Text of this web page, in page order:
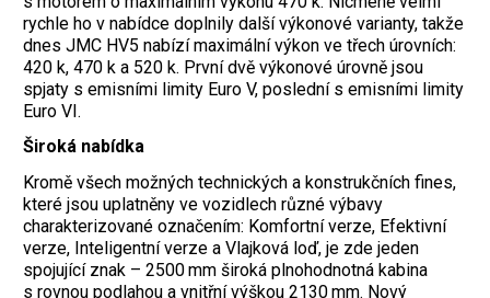
rychle ho v nabídce doplnily další výkonové varianty, takže
dnes JMC HV5 nabízí maximální výkon ve třech úrovních:
420 k, 470 k a 520 k. První dvě výkonové úrovně jsou
spjaty s emisními limity Euro V, poslední s emisními limity
Euro VI.
Široká nabídka
Kromě všech možných technických a konstrukčních fines,
které jsou uplatněny ve vozidlech různé výbavy
charakterizované označením: Komfortní verze, Efektivní
verze, Inteligentní verze a Vlajková loď, je zde jeden
spojující znak – 2500 mm široká plnohodnotná kabina
s rovnou podlahou a vnitřní výškou 2130 mm. Nový